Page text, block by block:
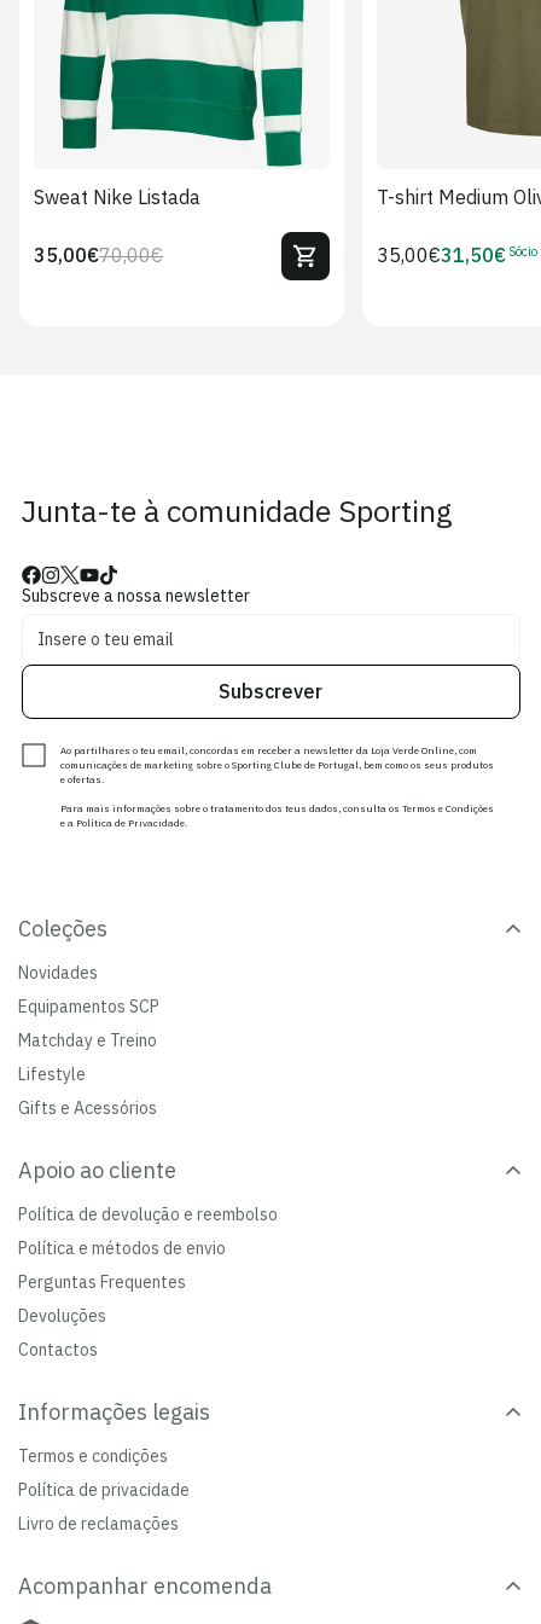
Sweat Nike Listada
Preço
70,00€Preço
35,00€
T-shirt Medium
Preço
35,00€Preço
31,50€ Sócio
Junta-te à comunidade Sporting
Subscreve a nossa newsletter
Subscrever
Ao partilhares o teu email, concordas em receber a newsletter da Loja Verde Online, com
comunicações de marketing sobre o Sporting Clube de Portugal, bem como os seus produtos
e ofertas.
Para mais informações sobre o tratamento dos teus dados, consulta os Termos e Condições
e a Política de Privacidade.
Coleções
Novidades
Equipamentos SCP
Matchday e Treino
Lifestyle
Gifts e Acessórios
Apoio ao cliente
Política de devolução e reembolso
Política e métodos de envio
Perguntas Frequentes
Devoluções
Contactos
Informações legais
Termos e condições
Política de privacidade
Livro de reclamações
Acompanhar encomenda